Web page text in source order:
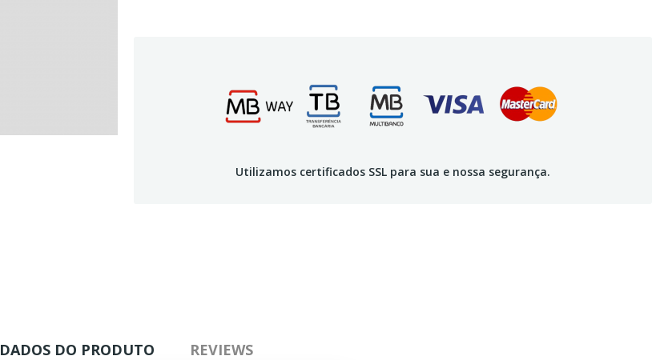
Utilizamos certificados SSL para sua e nossa segurança.
DADOS DO PRODUTO REVIEWS